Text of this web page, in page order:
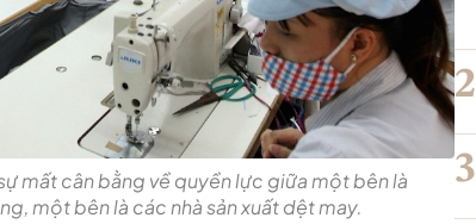
mất cân bằng về quyền lực giữa một bên là
một bên là các nhà sản xuất dệt may.
2
3